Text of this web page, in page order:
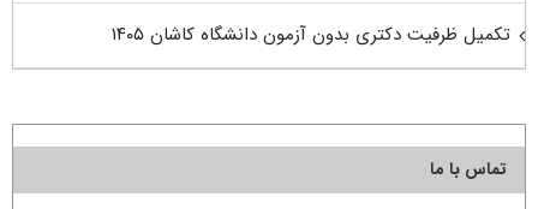
تکمیل ظرفیت دکتری بدون آزمون دانشگاه کاشان ۱۴۰۵
تماس با ما